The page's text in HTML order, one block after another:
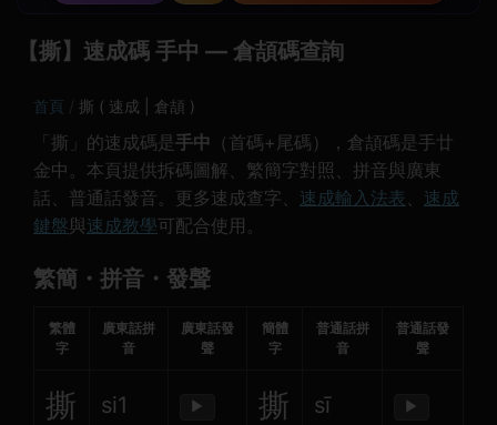
【撕】速成碼 手中 — 倉頡碼查詢
首頁 撕 ( 速成 | 倉頡 )
「撕」的速成碼是 手中 （首碼+尾碼），倉頡碼是手廿
金中。本頁提供拆碼圖解、繁簡字對照、拼音與廣東
話、普通話發音。更多速成查字、 速成輸入法表、 速成
鍵盤與速成教學可配合使用。
繁簡・拼音・發聲
繁體
字
廣東話拼
音
廣東話發
聲
簡體
字
普通話拼
音
普通話發
聲
撕 si1 ▶ 撕 sī ▶